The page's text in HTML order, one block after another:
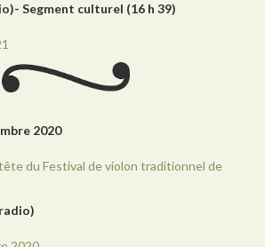
Segment culturel (16 h 39)
2020
du Festival de violon traditionnel de